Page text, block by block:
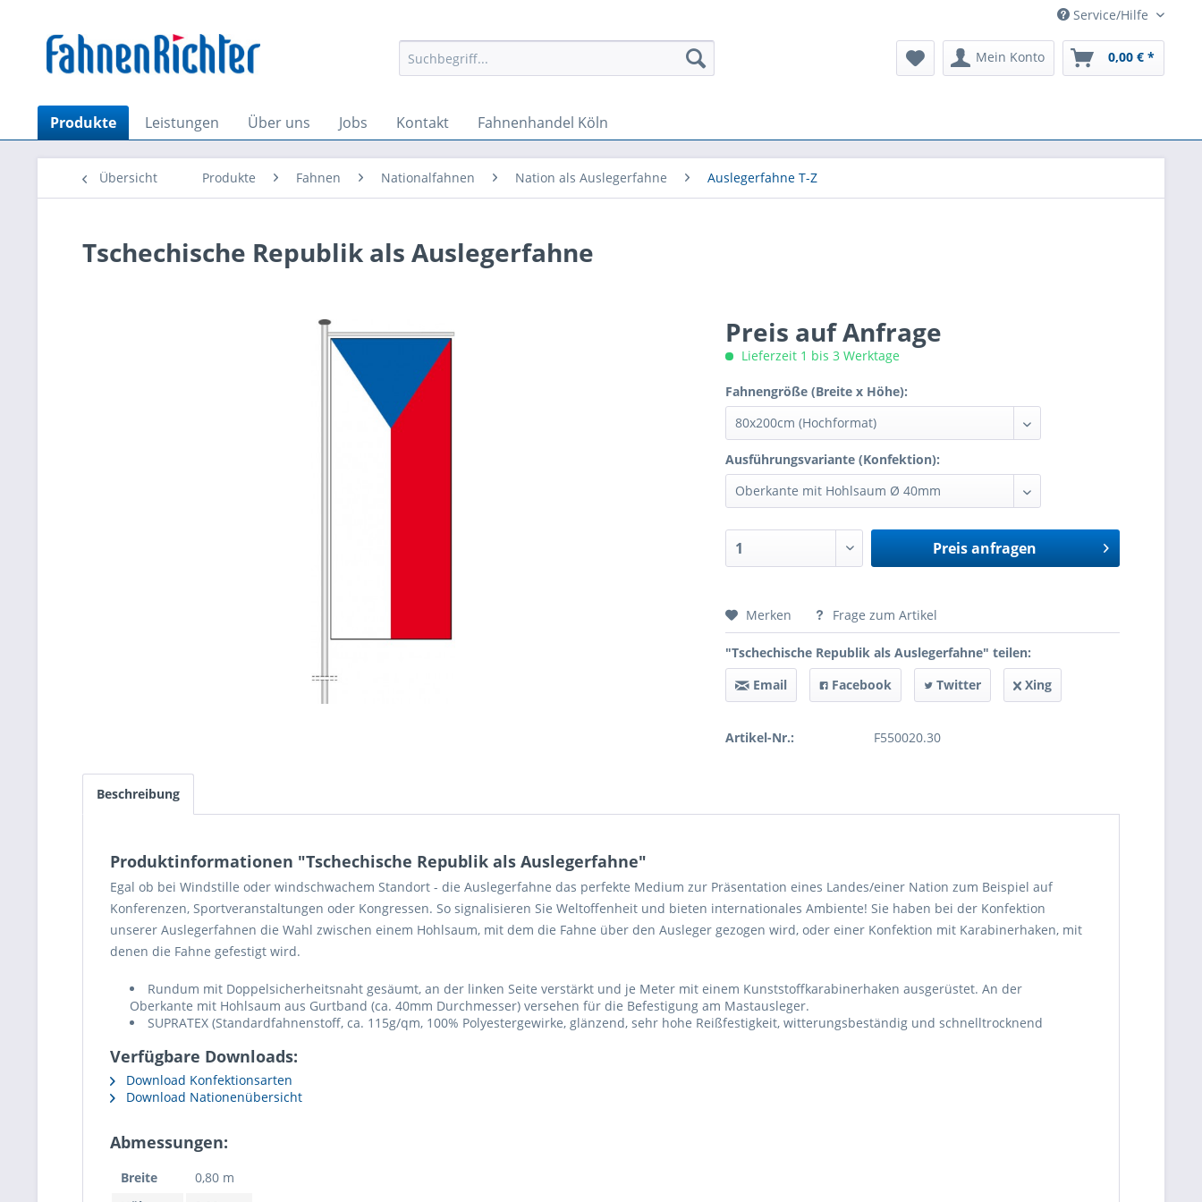
Service/Hilfe
Mein Konto 0,00 € *
Produkte Leistungen Über uns Jobs Kontakt Fahnenhandel Köln
Übersicht Produkte Fahnen Nationalfahnen Nation als Auslegerfahne Auslegerfahne T-Z
Tschechische Republik als Auslegerfahne
Preis auf Anfrage
Lieferzeit 1 bis 3 Werktage
Fahnengröße (Breite x Höhe):
Ausführungsvariante (Konfektion):
Preis anfragen
Preis anfragen
Merken Frage zum Artikel
"Tschechische Republik als Auslegerfahne" teilen:
Email
Facebook Twitter Xing
Artikel-Nr.: F550020.30
Beschreibung
Produktinformationen "Tschechische Republik als Auslegerfahne"
Egal ob bei Windstille oder windschwachem Standort - die Auslegerfahne das perfekte Medium zur Präsentation eines Landes/einer Nation zum Beispiel auf
Konferenzen, Sportveranstaltungen oder Kongressen. So signalisieren Sie Weltoffenheit und bieten internationales Ambiente! Sie haben bei der Konfektion
unserer Auslegerfahnen die Wahl zwischen einem Hohlsaum, mit dem die Fahne über den Ausleger gezogen wird, oder einer Konfektion mit Karabinerhaken, mit
denen die Fahne gefestigt wird.
Rundum mit Doppelsicherheitsnaht gesäumt, an der linken Seite verstärkt und je Meter mit einem Kunststoffkarabinerhaken ausgerüstet. An der
Oberkante mit Hohlsaum aus Gurtband (ca. 40mm Durchmesser) versehen für die Befestigung am Mastausleger.
SUPRATEX (Standardfahnenstoff, ca. 115g/qm, 100% Polyestergewirke, glänzend, sehr hohe Reißfestigkeit, witterungsbeständig und schnelltrocknend
Verfügbare Downloads:
Download Konfektionsarten
Download Nationenübersicht
Abmessungen:
Breite
0,80 m